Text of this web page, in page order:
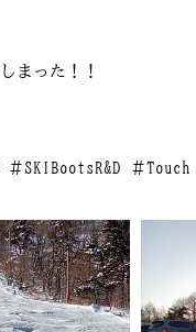
まった！！
＃SKIBootsR&D ＃